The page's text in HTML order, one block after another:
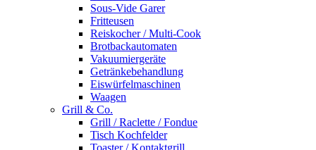
Sous-Vide Garer
Fritteusen
Reiskocher / Multi-Cook
Brotbackautomaten
Vakuumiergeräte
Getränkebehandlung
Eiswürfelmaschinen
Waagen
Grill & Co.
Grill / Raclette / Fondue
Tisch Kochfelder
Toaster / Kontaktgrill